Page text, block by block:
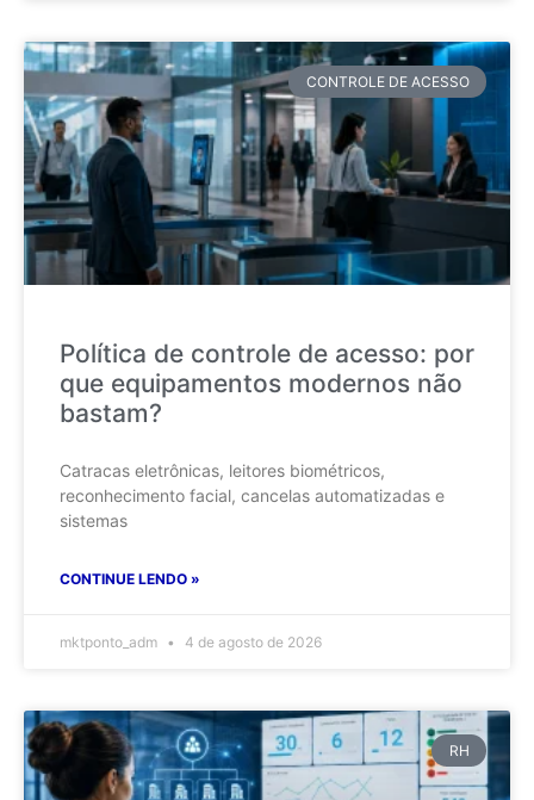
CONTROLE DE ACESSO
Política de controle de acesso: por
que equipamentos modernos não
bastam?
Catracas eletrônicas, leitores biométricos,
reconhecimento facial, cancelas automatizadas e
sistemas
CONTINUE LENDO »
mktponto_adm 4 de agosto de 2026
RH